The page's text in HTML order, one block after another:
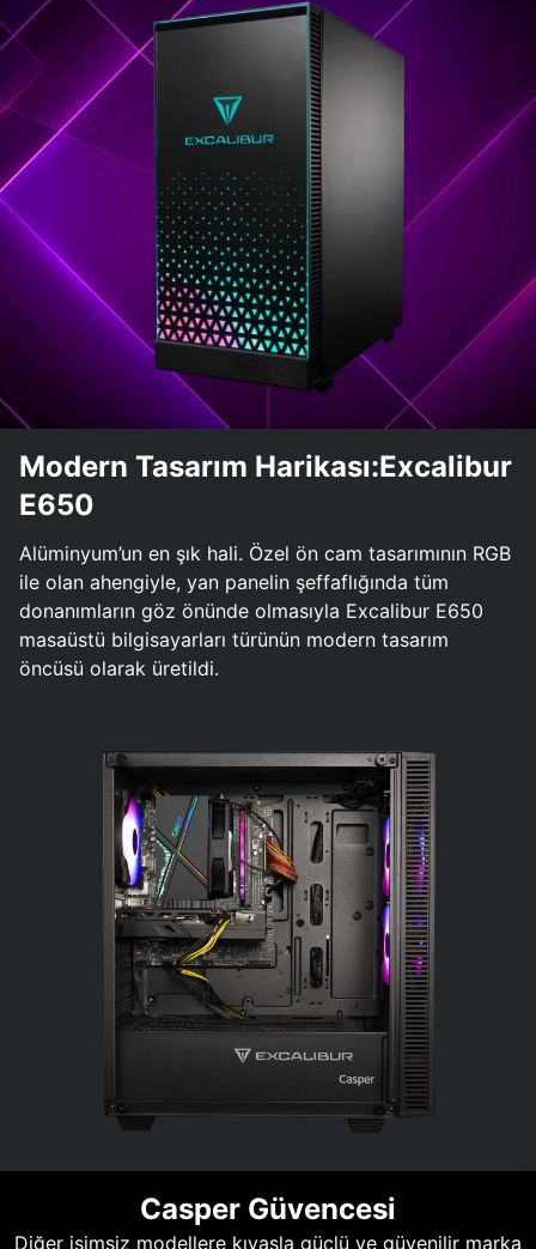
Modern Tasarım Harikası:Excalibur
E650
Alüminyum’un en şık hali. Özel ön cam tasarımının RGB
ile olan ahengiyle, yan panelin şeffaflığında tüm
donanımların göz önünde olmasıyla Excalibur E650
masaüstü bilgisayarları türünün modern tasarım
öncüsü olarak üretildi.
Casper Güvencesi
Diğer isimsiz modellere kıyasla güçlü ve güvenilir marka